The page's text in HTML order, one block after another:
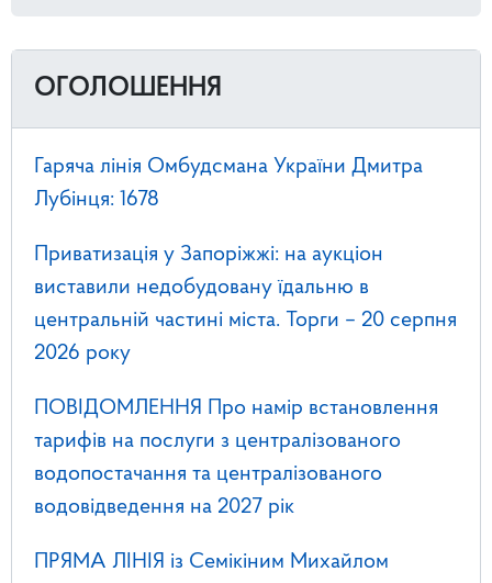
ОГОЛОШЕННЯ
Гаряча лінія Омбудсмана України Дмитра
Лубінця: 1678
Приватизація у Запоріжжі: на аукціон
виставили недобудовану їдальню в
центральній частині міста. Торги – 20 серпня
2026 року
ПОВІДОМЛЕННЯ Про намір встановлення
тарифів на послуги з централізованого
водопостачання та централізованого
водовідведення на 2027 рік
ПРЯМА ЛІНІЯ із Семікіним Михайлом